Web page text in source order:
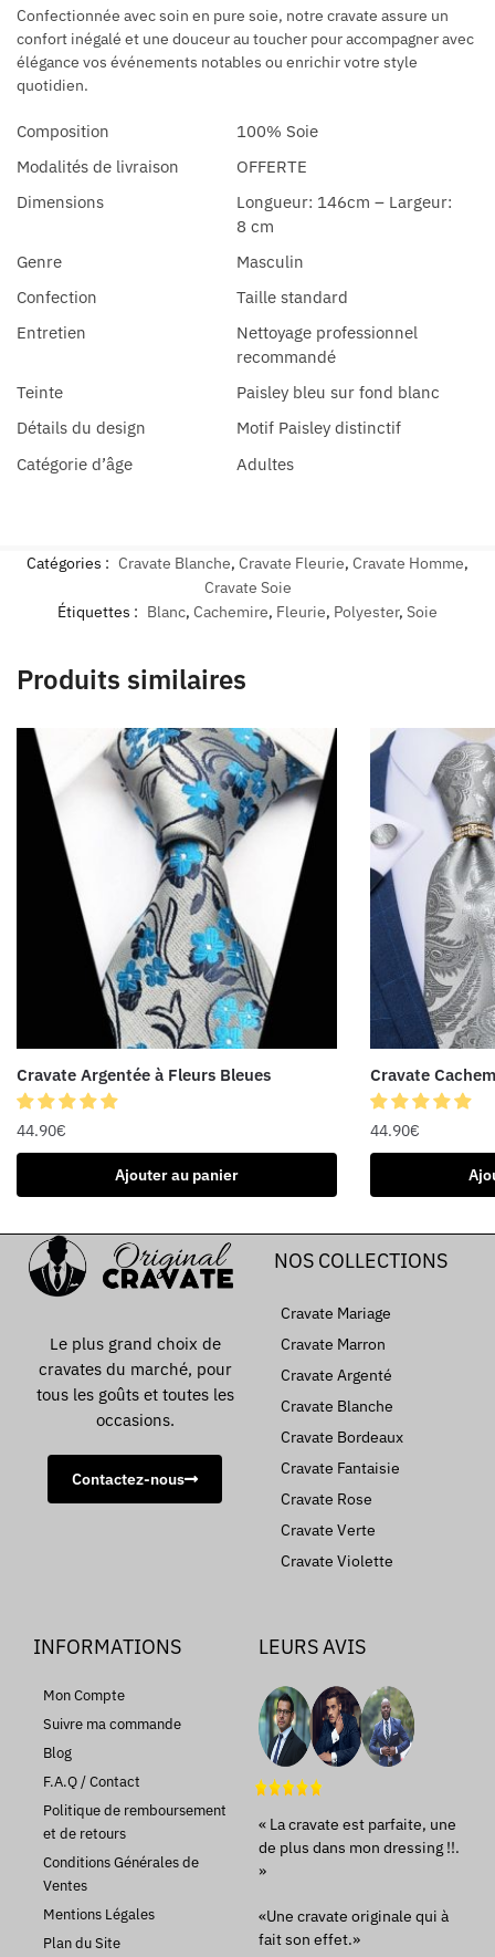
Confectionnée avec soin en pure soie, notre cravate assure un
confort inégalé et une douceur au toucher pour accompagner avec
élégance vos événements notables ou enrichir votre style
quotidien.
Composition
100% Soie
Modalités de livraison
OFFERTE
Dimensions
Longueur: 146cm – Largeur:
8 cm
Genre
Masculin
Confection
Taille standard
Entretien
Nettoyage professionnel
recommandé
Teinte
Paisley bleu sur fond blanc
Détails du design
Motif Paisley distinctif
Catégorie d’âge
Adultes
Catégories : Cravate Blanche, Cravate Fleurie, Cravate Homme,
Cravate Soie
Étiquettes : Blanc, Cachemire, Fleurie, Polyester, Soie
Produits similaires
Cravate Argentée à Fleurs Bleues
44.90€
Ajouter au panier
Cravate
44.90€
Le plus grand choix de
cravates du marché, pour
tous les goûts et toutes les
occasions.
Contactez-nous
NOS COLLECTIONS
Cravate Mariage
Cravate Marron
Cravate Argenté
Cravate Blanche
Cravate Bordeaux
Cravate Fantaisie
Cravate Rose
Cravate Verte
Cravate Violette
INFORMATIONS
Mon Compte
Suivre ma commande
Blog
F.A.Q / Contact
Politique de remboursement
et de retours
Conditions Générales de
Ventes
Mentions Légales
Plan du Site
LEURS AVIS
« La cravate est parfaite, une
de plus dans mon dressing !!.
»
«Une cravate originale qui à
fait son effet.»